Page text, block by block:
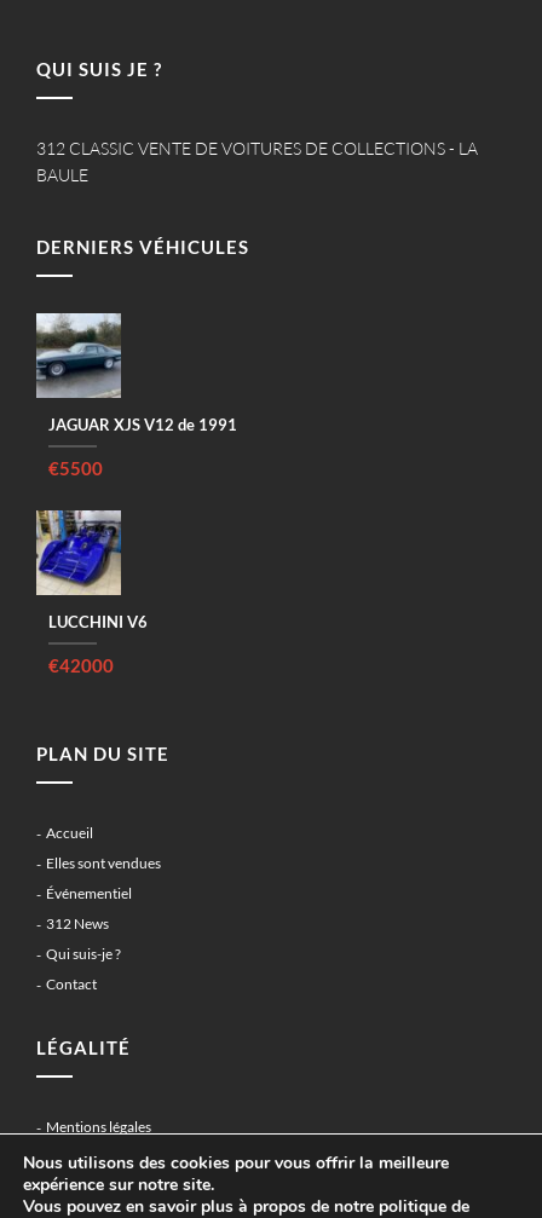
QUI SUIS JE ?
312 CLASSIC VENTE DE VOITURES DE COLLECTIONS - LA
BAULE
DERNIERS VÉHICULES
JAGUAR XJS V12 de 1991
€5500
LUCCHINI V6
€42000
PLAN DU SITE
Accueil
Elles sont vendues
Événementiel
312 News
Qui suis-je ?
Contact
LÉGALITÉ
Mentions légales
Politique de confidentialité
Nous utilisons des cookies pour vous offrir la meilleure
expérience sur notre site.
Vous pouvez en savoir plus à propos de notre politique de